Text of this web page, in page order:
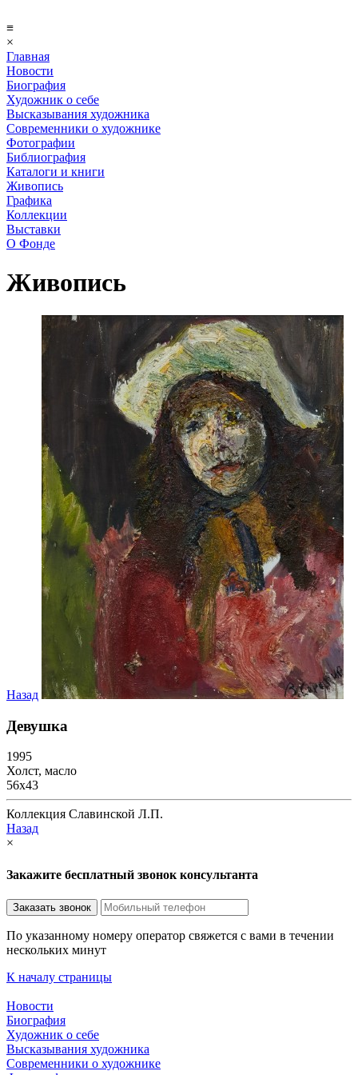
≡
×
Главная
Новости
Биография
Художник о себе
Выcказывания художника
Современники о художнике
Фотографии
Библиография
Каталоги и книги
Живопись
Графика
Коллекции
Выставки
О Фонде
Живопись
Назад
Девушка
1995
Холст, масло
56х43
Коллекция Славинской Л.П.
Назад
×
Закажите бесплатный звонок консультанта
По указанному номеру оператор свяжется с вами в течении
нескольких минут
К началу страницы
Новости
Биография
Художник о себе
Выcказывания художника
Современники о художнике